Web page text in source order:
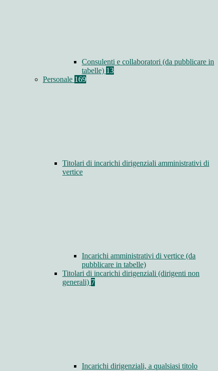
Consulenti e collaboratori (da pubblicare in
tabelle) 13
Personale 169
Titolari di incarichi dirigenziali amministrativi di
vertice
Incarichi amministrativi di vertice (da
pubblicare in tabelle)
Titolari di incarichi dirigenziali (dirigenti non
generali) 7
Incarichi dirigenziali, a qualsiasi titolo